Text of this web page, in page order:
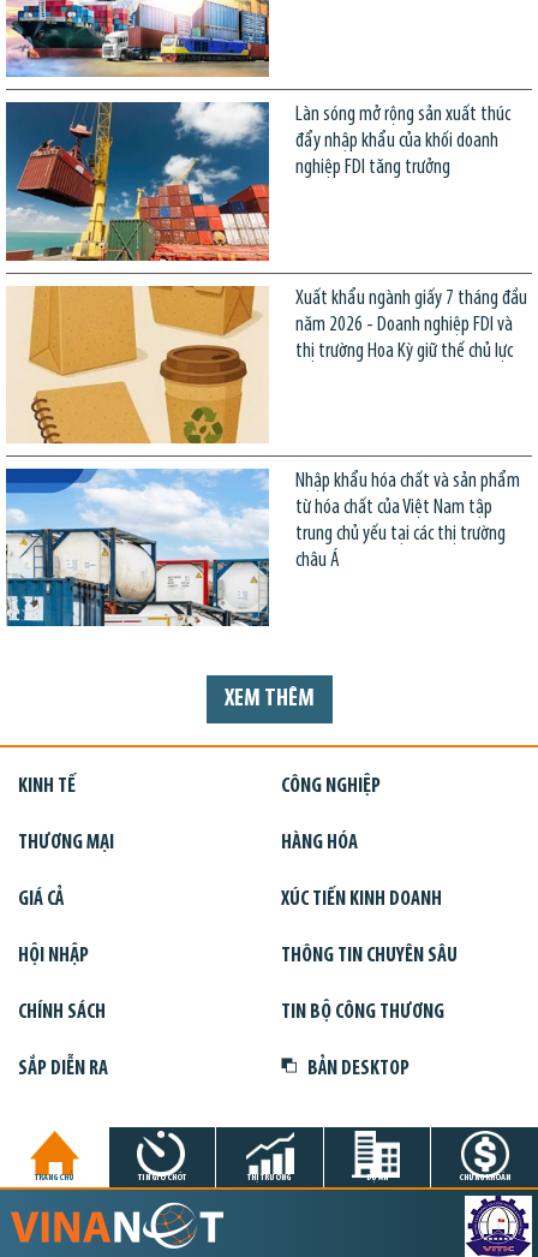
Làn sóng mở rộng sản xuất thúc
đẩy nhập khẩu của khối doanh
nghiệp FDI tăng trưởng
Xuất khẩu ngành giấy 7 tháng đầu
năm 2026 - Doanh nghiệp FDI và
thị trường Hoa Kỳ giữ thế chủ lực
Nhập khẩu hóa chất và sản phẩm
từ hóa chất của Việt Nam tập
trung chủ yếu tại các thị trường
châu Á
XEM THÊM
KINH TẾ CÔNG NGHIỆP
THƯƠNG MẠI HÀNG HÓA
GIÁ CẢ XÚC TIẾN KINH DOANH
HỘI NHẬP THÔNG TIN CHUYÊN SÂU
CHÍNH SÁCH TIN BỘ CÔNG THƯƠNG
SẮP DIỄN RA BẢN DESKTOP
TRANG CHỦ TIN GIỜ CHÓT THỊ TRƯỜNG DỰ ÁN CHỨNG KHOÁN